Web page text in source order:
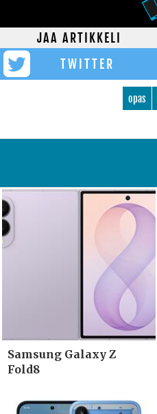
JAA ARTIKKELI
TWITTER
opas
Samsung Galaxy Z
Fold8